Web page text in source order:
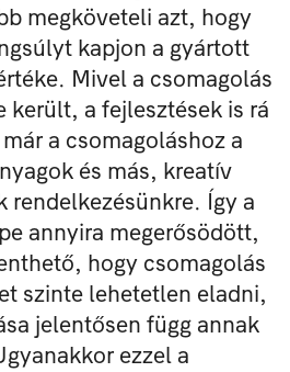
megköveteli azt, hogy
kapjon a gyártott
Mivel a csomagolás
került, a fejlesztések is rá
a csomagoláshoz a
és más, kreatív
rendelkezésünkre. Így a
annyira megerősödött,
hogy csomagolás
szinte lehetetlen eladni,
jelentősen függ annak
ezzel a